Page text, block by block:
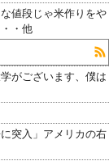
値段じゃ米作りをや
・他
がございます、僕は
突入」アメリカの右